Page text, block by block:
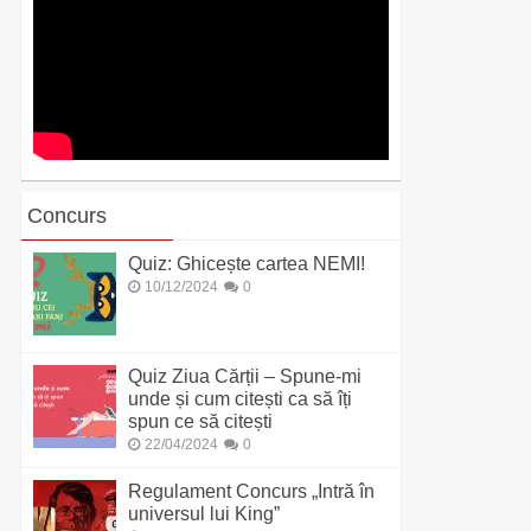
Concurs
Quiz: Ghicește cartea NEMI!
10/12/2024 0
Quiz Ziua Cărții – Spune-mi
unde și cum citești ca să îți
spun ce să citești
22/04/2024 0
Regulament Concurs „Intră în
universul lui King”